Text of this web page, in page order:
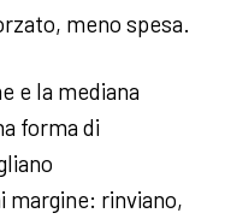
meno spesa.
e la mediana
forma di
margine: rinviano,